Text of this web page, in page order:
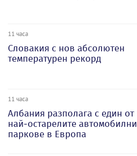
11 часа
Словакия с нов абсолютен
температурен рекорд
11 часа
Албания разполага с един от
най-остарелите автомобилни
паркове в Европа